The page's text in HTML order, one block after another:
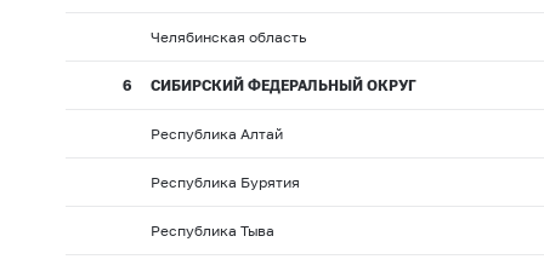
Челябинская область
6 СИБИРСКИЙ ФЕДЕРАЛЬНЫЙ ОКРУГ
Республика Алтай
Республика Бурятия
Республика Тыва